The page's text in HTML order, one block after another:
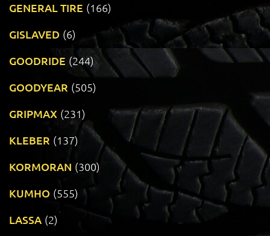
GENERAL TIRE (166)
GISLAVED (6)
GOODRIDE (244)
GOODYEAR (505)
GRIPMAX (231)
KLEBER (137)
KORMORAN (300)
KUMHO (555)
LASSA (2)